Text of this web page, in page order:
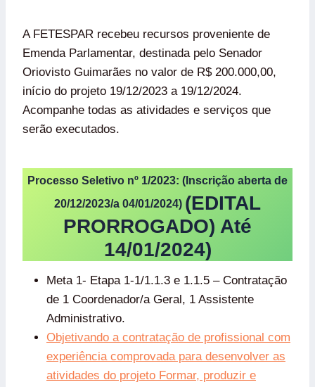
A FETESPAR recebeu recursos proveniente de
Emenda Parlamentar, destinada pelo Senador
Oriovisto Guimarães no valor de R$ 200.000,00,
início do projeto 19/12/2023 a 19/12/2024.
Acompanhe todas as atividades e serviços que
serão executados.
Processo Seletivo nº 1/2023: (Inscrição aberta de
20/12/2023/a 04/01/2024) (EDITAL
PRORROGADO) Até
14/01/2024)
Meta 1- Etapa 1-1/1.1.3 e 1.1.5 – Contratação
de 1 Coordenador/a Geral, 1 Assistente
Administrativo.
Objetivando a contratação de profissional com
experiência comprovada para desenvolver as
atividades do projeto Formar, produzir e